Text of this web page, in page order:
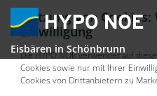
Nutzung von
Einwilligung
Die HYPO NOE verwendet auf
Cookies sowie nur mit Ihrer
Cookies von Drittanbietern zu
Eisbären in Schönbrunn